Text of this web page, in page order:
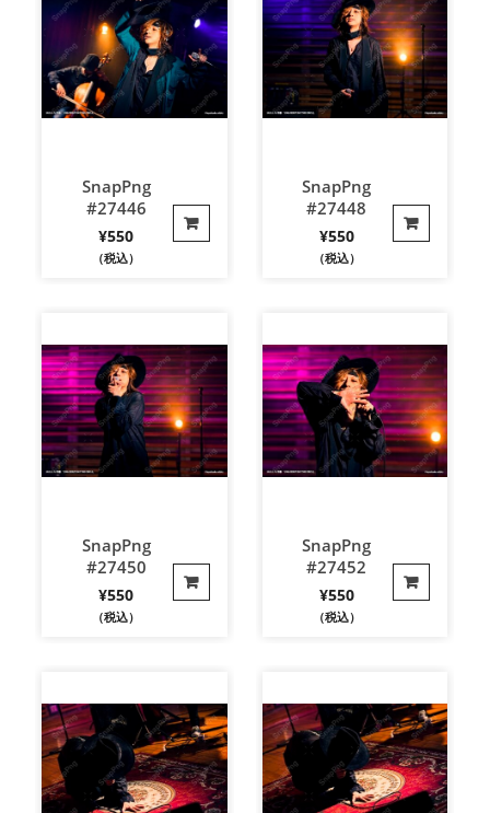
SnapPng
#27446
¥550
（税込）
SnapPng
#27448
¥550
（税込）
SnapPng
#27450
¥550
（税込）
SnapPng
#27452
¥550
（税込）